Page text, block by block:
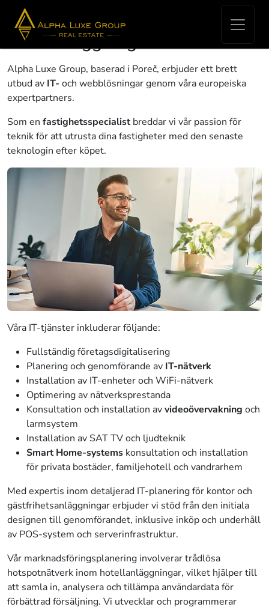
Omfattande IT-lösningar för
turistanläggningar
Alpha Luxe Group, baserad i Poreč, erbjuder ett brett
utbud av IT- och webblösningar genom våra europeiska
expertpartners.
Som en fastighetsspecialistbreddar vi vår passion för
teknik för att utrusta dina fastigheter med den senaste
teknologin efter köpet.
Våra IT-tjänster inkluderar följande:
Fullständig företagsdigitalisering
Planering och genomförande av IT-nätverk
Installation av IT-enheter och WiFi-nätverk
Optimering av nätverksprestanda
Konsultation och installation avvideoövervakning och
larmsystem
Installation av SAT TV och ljudteknik
Smart Home-systems konsultation och installation
för privata bostäder, familjehotell och vandrarhem
Med expertis inom detaljerad IT-planering för kontor och
gästfrihetsanläggningar erbjuder vi stöd från den initiala
designen till genomförandet, inklusive inköp och underhåll
av POS-system och serverinfrastruktur.
Vår marknadsföringsplanering involverar trådlösa
hotspotnätverk inom hotellanläggningar, vilket hjälper till
att samla in, analysera och tillämpa användardata för
förbättrad försäljning. Vi utvecklar och programmerar